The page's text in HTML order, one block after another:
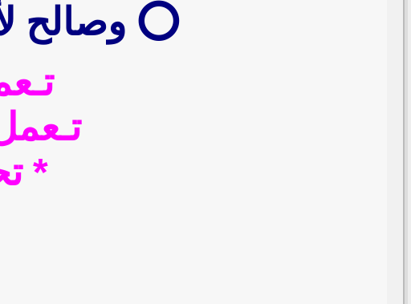
⭕️ وصالح
*